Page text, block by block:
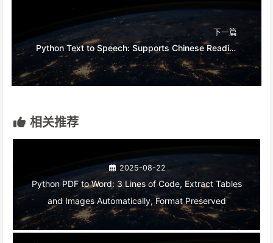
下一篇
Python Text to Speech: Supports Chinese Reading, Multiple Voices, Speed Adjustment, Make Your Own Audiobook
相关推荐
2025-08-22
Python PDF to Word: 3 Lines of Code, Extract Tables
and Images Automatically, Format Preserved